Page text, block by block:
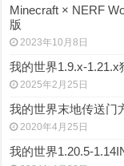
Minecraft × NERF
版
2023年10月8日
我的世界1.9.x-1.21.x
2025年2月25日
我的世界末地传送门
2020年4月25日
我的世界1.20.5-